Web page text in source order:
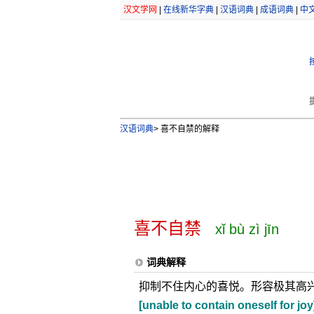
汉文学网 在线新华字典| 汉语词典| 成语词典| 中
汉语词典>喜不自禁的解释
喜不自禁 xǐ bù zì jīn
词典解释
抑制不住内心的喜悦。形容极其高
[unable to contain oneself for